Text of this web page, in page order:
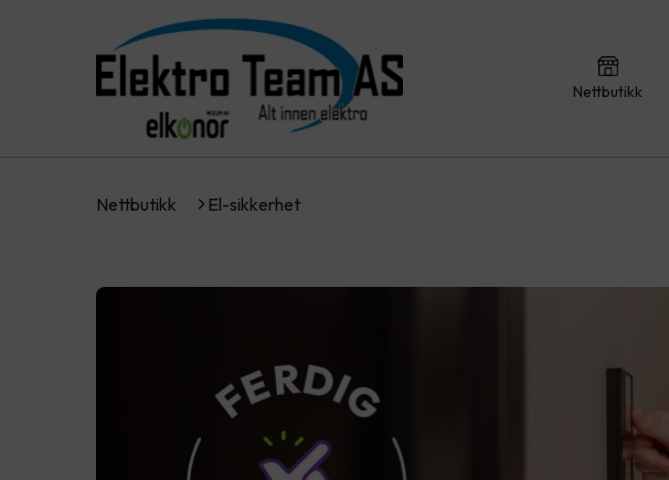
Nettbutikk
Nettbutikk El-sikkerhet